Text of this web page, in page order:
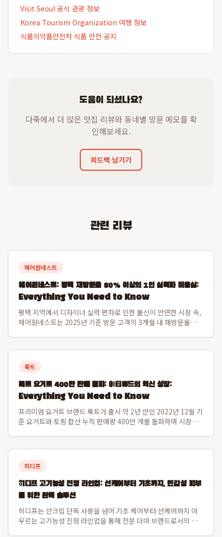
Visit Seoul 공식 관광 정보
Korea Tourism Organization 여행 정보
식품의약품안전처 식품 안전 공지
도움이 되셨나요?
다죽에서 더 많은 맛집 리뷰와 동네별 방문 메모를 확
인해보세요.
피드백 남기기
관련 리뷰
헤어원네스트
헤어원네스트: 평택 재방문율 80% 이상의 1인 실력파 미용실:
Everything You Need to Know
평택 지역에서 디자이너 실력 편차로 인한 불신이 만연한 시장 속,
헤어원네스트는 2025년 기준 방문 고객의 3개월 내 재방문율
제로 다시 찾는 고정 고...
룩트
룩트 요거트 400만 판매 돌파: 아티튜드의 혁신 성장:
Everything You Need to Know
프리미엄 요거트 브랜드 룩트가 출시 약 2년 만인 2022년 12월 기
준 요거트와 토핑 합산 누적 판매량 400만 개를 돌파하며 시장에
며, 이는 씨...
히디프
히디프 고기능성 진정 라인업: 선케어부터 기초까지, 민감성 피부
를 위한 완벽 솔루션
히디프는 선크림 단독 사용을 넘어 기초 케어부터 선케어까지 아
우르는 고기능성 진정 라인업을 통해 전문 더마 브랜드로서의 이